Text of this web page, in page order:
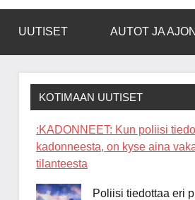
UUTISET AUTOT JA
KOTIMAAN UUTISET
:KADONNEET: Kun poliisi
kadonneesta, on kyse aina
tilanteesta
Poliisi tiedottaa eri